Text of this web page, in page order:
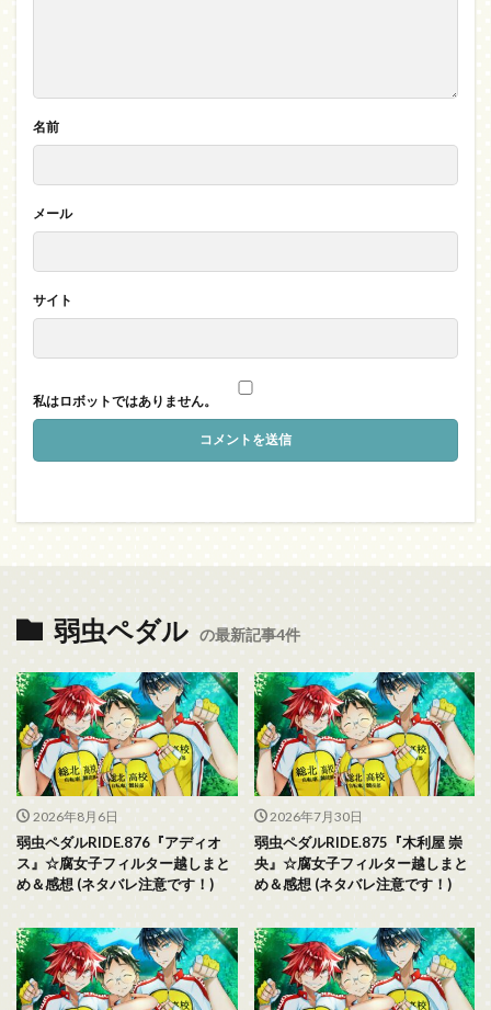
名前
メール
サイト
私はロボットではありません。
弱虫ペダル の最新記事4件
2026年8月6日
弱虫ペダルRIDE.876『アディオ
ス』☆腐女子フィルター越しまと
め＆感想 (ネタバレ注意です！)
2026年7月30日
弱虫ペダルRIDE.875『木利屋 崇
央』☆腐女子フィルター越しまと
め＆感想 (ネタバレ注意です！)